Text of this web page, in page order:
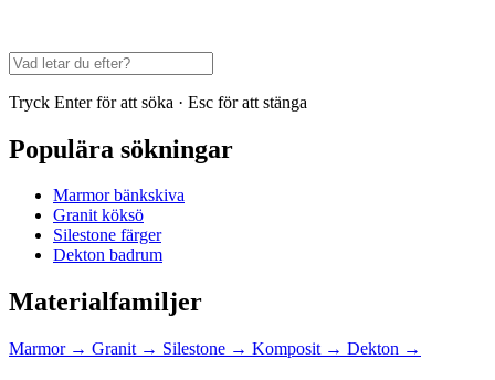
Tryck Enter för att söka · Esc för att stänga
Populära sökningar
Marmor bänkskiva
Granit köksö
Silestone färger
Dekton badrum
Materialfamiljer
Marmor → Granit → Silestone → Komposit → Dekton →